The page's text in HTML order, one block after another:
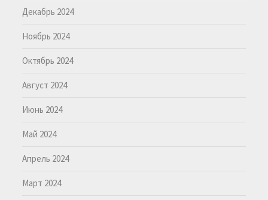
Декабрь 2024
Ноябрь 2024
Октябрь 2024
Август 2024
Июнь 2024
Май 2024
Апрель 2024
Март 2024